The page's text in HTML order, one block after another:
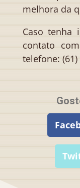
melhora da
Caso tenha
contato
telefone: (61)